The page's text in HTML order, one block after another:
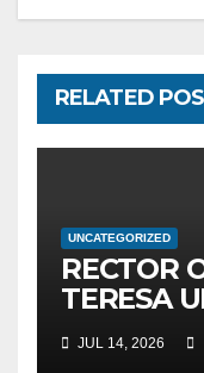
RELATED
UNCATEGORIZED
RECTOR
TERESA
PROF.
HOSTED
JUL 14, 2026